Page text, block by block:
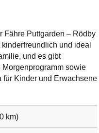
Fähre Puttgarden – Rödby
und ideal
und es gibt
sowie
für Kinder und Erwachsene
km)